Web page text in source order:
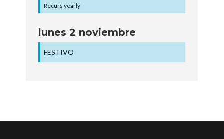
Recurs yearly
lunes 2 noviembre
FESTIVO